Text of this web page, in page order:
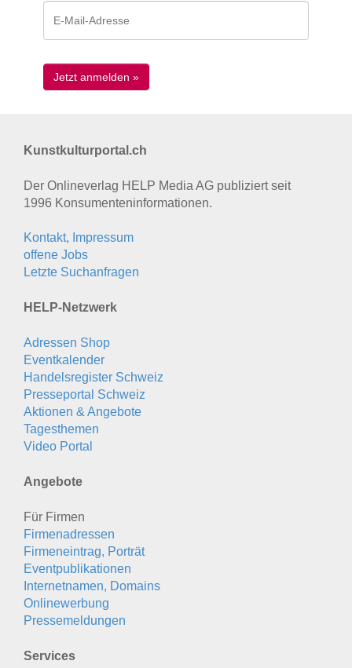
Kunstkulturportal.ch
Der Onlineverlag HELP Media AG publiziert seit
1996 Konsumenten­informationen.
Kontakt, Impressum
offene Jobs
Letzte Suchanfragen
HELP-Netzwerk
Adressen Shop
Eventkalender
Handelsregister Schweiz
Presseportal Schweiz
Aktionen & Angebote
Tagesthemen
Video Portal
Angebote
Für Firmen
Firmenadressen
Firmeneintrag, Porträt
Eventpublikationen
Internetnamen, Domains
Onlinewerbung
Pressemeldungen
Services